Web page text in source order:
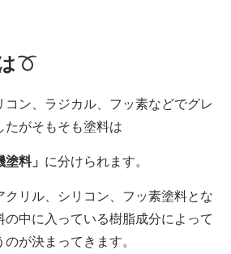
コン、ラジカル、フッ素などでグレ
たがそもそも塗料は
塗料」 に分けられます。
クリル、シリコン、フッ素塗料とな
の中に入っている樹脂成分によって
が決まってきます。